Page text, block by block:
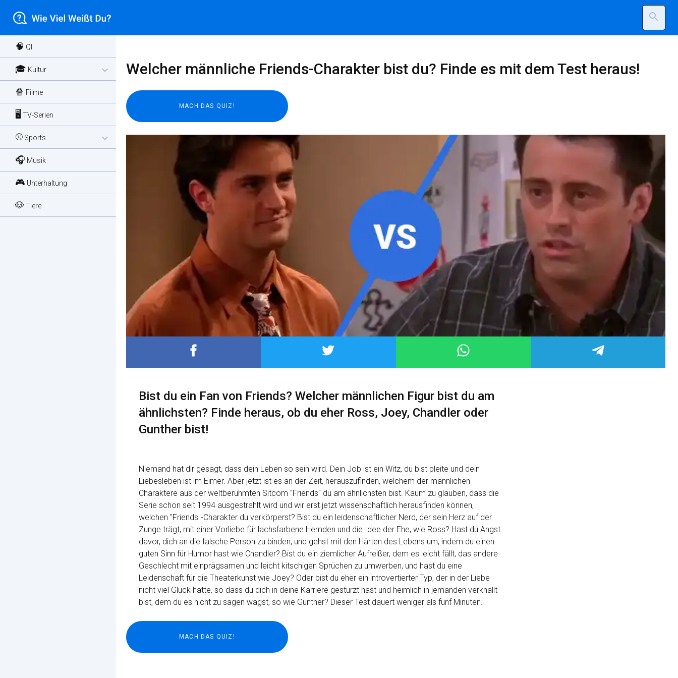
search
🧠 QI
🎓 Kultur expand_more
🍿 Filme
🖥️ TV-Serien
⚾ Sports expand_more
🎧 Musik
🎮 Unterhaltung
🐶 Tiere
Welcher männliche Friends-Charakter bist du? Finde es mit dem Test heraus!
Bist du ein Fan von Friends? Welcher männlichen Figur bist du am
ähnlichsten? Finde heraus, ob du eher Ross, Joey, Chandler oder
Gunther bist!
Niemand hat dir gesagt, dass dein Leben so sein wird. Dein Job ist ein Witz, du bist pleite und dein
Liebesleben ist im Eimer. Aber jetzt ist es an der Zeit, herauszufinden, welchem der männlichen
Charaktere aus der weltberühmten Sitcom "Friends" du am ähnlichsten bist. Kaum zu glauben, dass die
Serie schon seit 1994 ausgestrahlt wird und wir erst jetzt wissenschaftlich herausfinden können,
welchen "Friends"-Charakter du verkörperst? Bist du ein leidenschaftlicher Nerd, der sein Herz auf der
Zunge trägt, mit einer Vorliebe für lachsfarbene Hemden und die Idee der Ehe, wie Ross? Hast du Angst
davor, dich an die falsche Person zu binden, und gehst mit den Härten des Lebens um, indem du einen
guten Sinn für Humor hast wie Chandler? Bist du ein ziemlicher Aufreißer, dem es leicht fällt, das andere
Geschlecht mit einprägsamen und leicht kitschigen Sprüchen zu umwerben, und hast du eine
Leidenschaft für die Theaterkunst wie Joey? Oder bist du eher ein introvertierter Typ, der in der Liebe
nicht viel Glück hatte, so dass du dich in deine Karriere gestürzt hast und heimlich in jemanden verknallt
bist, dem du es nicht zu sagen wagst, so wie Gunther? Dieser Test dauert weniger als fünf Minuten.